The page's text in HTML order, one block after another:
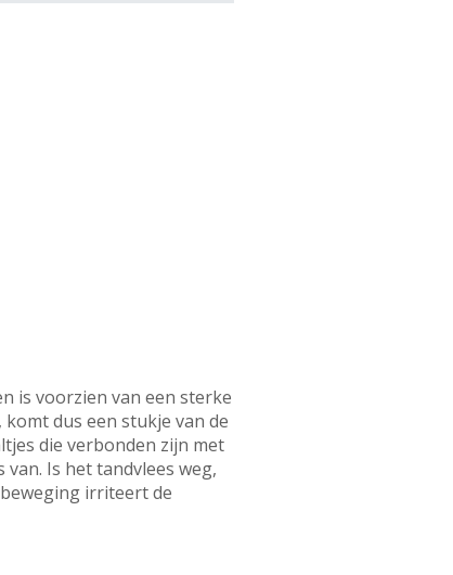
is voorzien van een sterke
dus een stukje van de
die verbonden zijn met
Is het tandvlees weg,
irriteert de